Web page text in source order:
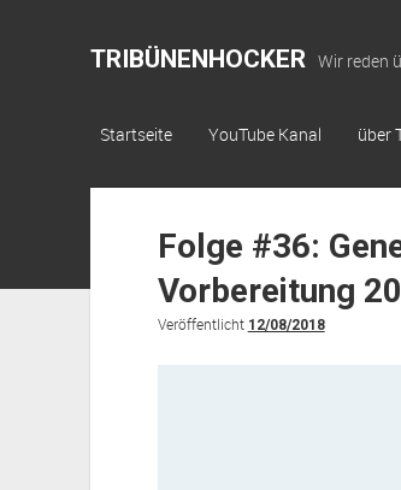
TRIBÜNENHOCKER Wir reden
Startseite YouTube Kanal über
Folge #36:
Vorbereitung
Veröffentlicht 12/08/2018